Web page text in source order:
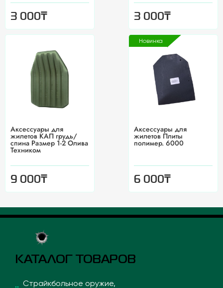
3 000₸ 3 000₸
Аксессуары для
жилетов КАП грудь/
спина Размер 1-2 Олива
Техником
9 000₸
Аксессуары для
жилетов Плиты
полимер. 6000
6 000₸
Новинка
КАТАЛОГ ТОВАРОВ
Страйкбольное оружие,